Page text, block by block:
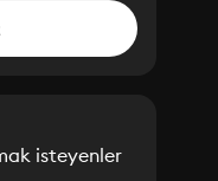
isteyenler